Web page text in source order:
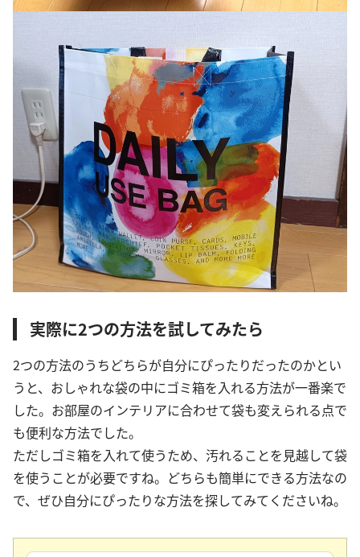
実際に2つの方法を試してみたら
2つの方法のうちどちらが自分にぴったりだったのかとい
うと、おしゃれな袋の中にゴミ箱を入れる方法が一番楽で
した。お部屋のインテリアに合わせて袋も変えられる点で
も便利な方法でした。
ただしゴミ箱を入れて使うため、汚れることを見越して袋
を使うことが必要ですね。どちらも簡単にできる方法なの
で、ぜひ自分にぴったりな方法を探してみてくださいね。